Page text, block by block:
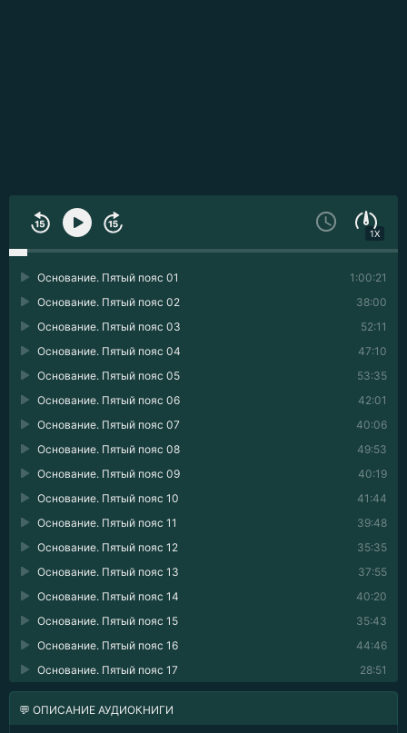
1X
1:00:21
Основание. Пятый пояс 01
38:00
Основание. Пятый пояс 02
52:11
Основание. Пятый пояс 03
47:10
Основание. Пятый пояс 04
53:35
Основание. Пятый пояс 05
42:01
Основание. Пятый пояс 06
40:06
Основание. Пятый пояс 07
49:53
Основание. Пятый пояс 08
40:19
Основание. Пятый пояс 09
41:44
Основание. Пятый пояс 10
39:48
Основание. Пятый пояс 11
35:35
Основание. Пятый пояс 12
37:55
Основание. Пятый пояс 13
40:20
Основание. Пятый пояс 14
35:43
Основание. Пятый пояс 15
44:46
Основание. Пятый пояс 16
28:51
Основание. Пятый пояс 17
💬 ОПИСАНИЕ АУДИОКНИГИ